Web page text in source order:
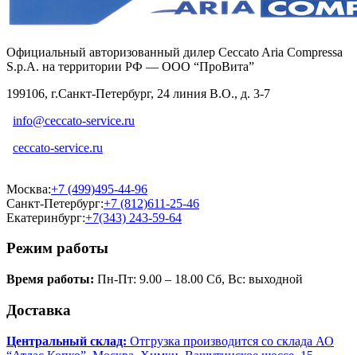
Официальный авторизованный дилер Ceccato Aria Compressa
S.p.A. на территории РФ — ООО “ПроВита”
199106, г.Санкт-Петербург, 24 линия В.О., д. 3-7
info@ceccato-service.ru
ceccato-service.ru
Москва:+7 (499)495-44-96
Санкт-Петербург:+7 (812)611-25-46
Екатеринбург:+7(343) 243-59-64
Режим работы
Время работы: Пн-Пт: 9.00 – 18.00 Сб, Вс: выходной
Доставка
Центральный склад: Отгрузка производится со склада АО